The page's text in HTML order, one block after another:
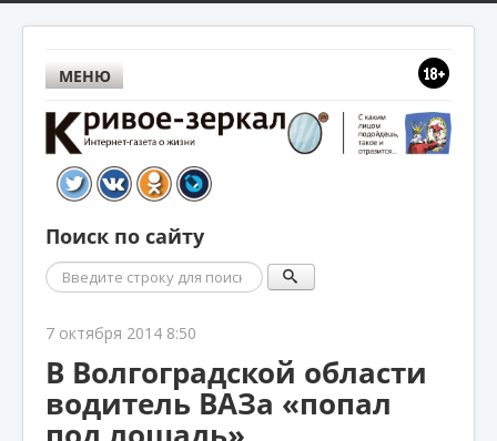
МЕНЮ
Поиск по сайту
Поиск
7 октября 2014 8:50
В Волгоградской области
водитель ВАЗа «попал